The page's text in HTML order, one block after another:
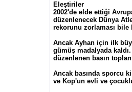
Eleştiriler
2002'de elde ettiği
düzenlenecek Dünya
rekorunu zorlaması bile
Ancak Ayhan için ilk
gümüş madalyada
düzenlenen basın
Ancak basında sporcu
ve Kop'un evli ve